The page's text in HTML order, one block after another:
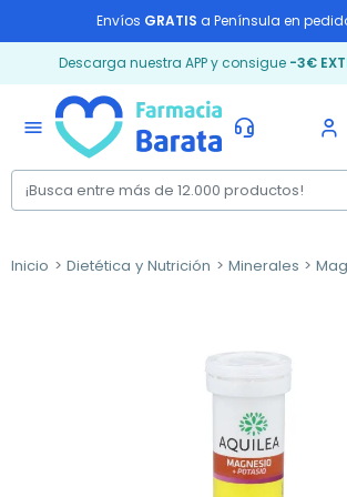
Envíos GRATIS a Península en
Descarga nuestra APP y consigue -3€
menu
Inicio Dietética y Nutrición Minerales